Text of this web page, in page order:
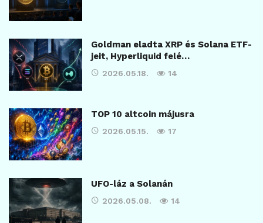
Goldman eladta XRP és Solana ETF-
jeit, Hyperliquid felé…
2026.05.18. 14
TOP 10 altcoin májusra
2026.05.15. 17
UFO-láz a Solanán
2026.05.08. 14